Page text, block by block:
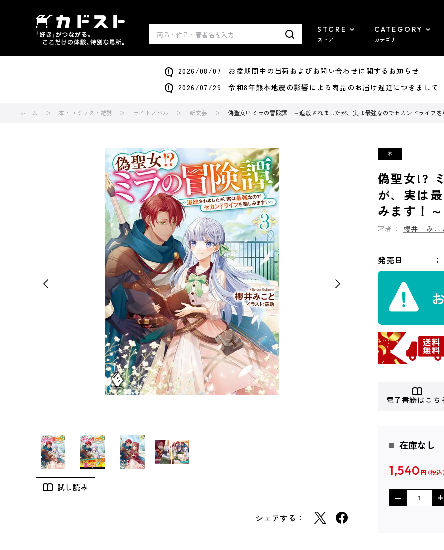
STORE
ストア
CATEGORY
カテゴリ
2026/08/07 お盆期間中の出荷およびお問い合わせに関するお知らせ
2026/07/29 令和8年熊本地震の影響による商品のお届け遅延につきまして
ホーム 本・コミック・雑誌 ライトノベル 新文芸 偽聖女!? ミラの冒険譚 ～追放されましたが、実は最強なのでセカンドライフを
試し読み
シェアする：
偽聖女!?
が、実は
みます！
著者： 櫻井 みこ
発売日
電子書籍はこち
在庫なし
1,540 円